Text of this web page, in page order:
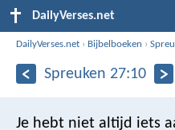
DailyVerses.net
DailyVerses.net › Bijbelboeken ›
Spreuken 27:10
Je hebt niet altijd iets